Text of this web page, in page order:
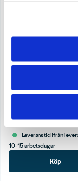
Weber 85037
91 kr
72 kr
Leveranstid ifrån
10-15 arbetsdagar
Köp